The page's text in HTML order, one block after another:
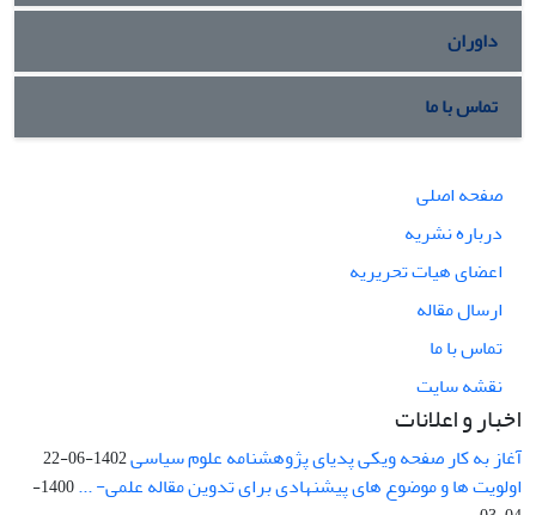
داوران
تماس با ما
صفحه اصلی
درباره نشریه
اعضای هیات تحریریه
ارسال مقاله
تماس با ما
نقشه سایت
اخبار و اعلانات
آغاز به کار صفحه ویکی پدیای پژوهشنامه علوم سیاسی1402-06-22
اولویت ها و موضوع های پیشنهادی برای تدوین مقاله علمی- ...
1400-